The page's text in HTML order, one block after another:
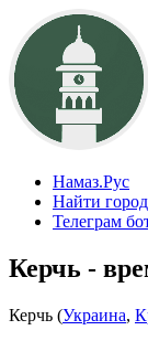
Намаз.Рус
Найти город
Телеграм
Керчь -
Керчь (Украина,